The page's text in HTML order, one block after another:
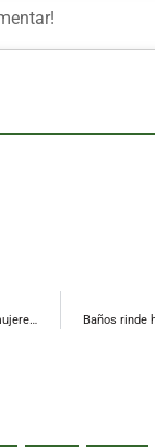
Evacuadas al hospital dos mujeres por un incendio en un piso de Linares